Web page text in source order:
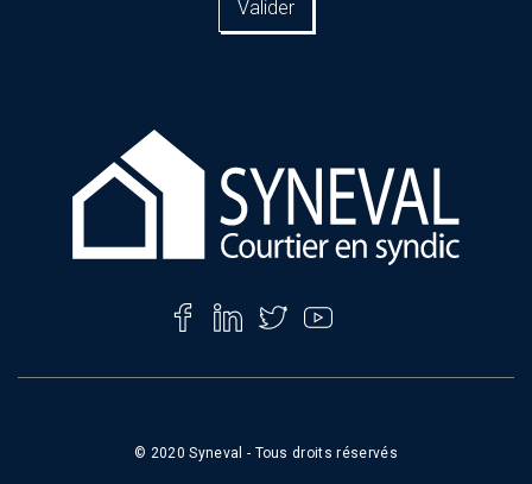
ici
© 2020 Syneval - Tous droits réservés